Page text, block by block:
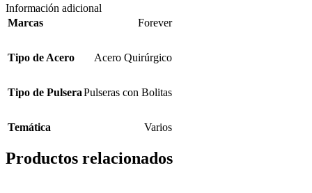
Información adicional
Marcas
Forever
Tipo de Acero Acero Quirúrgico
Tipo de PulseraPulseras con Bolitas
Temática Varios
Productos relacionados